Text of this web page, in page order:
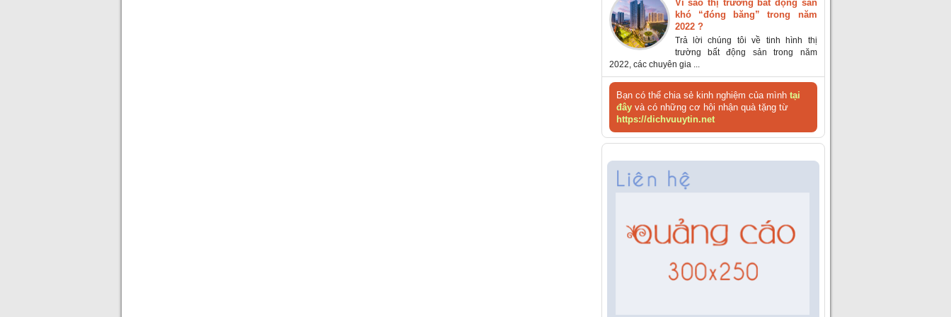
Vì sao thị trường bất động sản
khó “đóng băng” trong năm
2022 ?
Trả lời chúng tôi về tinh hình thị
trường bất động sản trong năm
2022, các chuyên gia ...
Bạn có thể chia sẻ kinh nghiệm của mình tại
đâyvà có những cơ hội nhận quà tặng từ
https://dichvuuytin.net